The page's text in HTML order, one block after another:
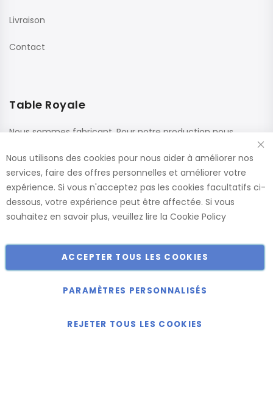
Livraison
Contact
Table Royale
Nous sommes fabricant. Pour notre production nous
renommés. Ces panneaux sont confectionnés dans nos
usines, ce qui nous permet de vous offrir le plus large choix
de dimensions et de finitions.
Catalogue
Tous droits réservés.
Nous utilisons des cookies pour nous aider à améliorer nos
services, faire des offres personnelles et améliorer votre
expérience. Si vous n'acceptez pas les cookies facultatifs ci-
dessous, votre expérience peut être affectée. Si vous
souhaitez en savoir plus, veuillez lire la Cookie Policy
ACCEPTER TOUS LES COOKIES
PARAMÈTRES PERSONNALISÉS
REJETER TOUS LES COOKIES